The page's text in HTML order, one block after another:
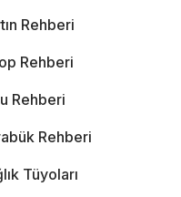
Rehberi
Rehberi
Rehberi
Rehberi
Tüyoları